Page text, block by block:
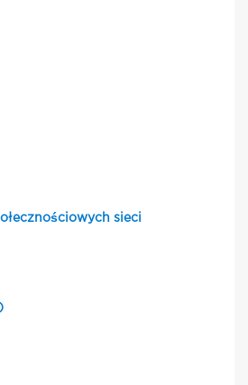
sieci